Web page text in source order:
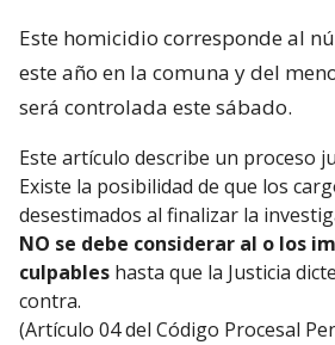
Este homicidio corresponde al
este año en la comuna y del
será controlada este sábado.
Este artículo describe un proceso
Existe la posibilidad de que los
desestimados al finalizar la
NO se debe considerar al o los
culpables hasta que la Justicia
contra.
(Artículo 04 del Código Procesal